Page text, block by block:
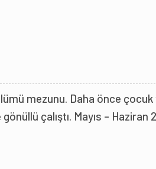
mezunu. Daha önce çocuk
çalıştı. Mayıs – Haziran